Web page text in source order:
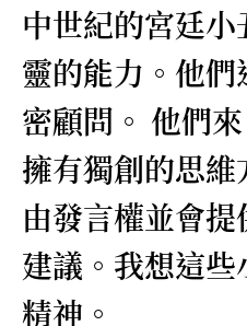
中世紀的宮廷
靈的能力。他
密顧問。 他們
擁有獨創的思維
由發言權並會
建議。我想這
精神。